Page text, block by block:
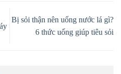
Bị sỏi thận nên uống nước lá gì?
6 thức uống giúp tiêu sỏi